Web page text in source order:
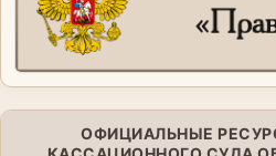
ОФИЦИАЛЬНЫЕ